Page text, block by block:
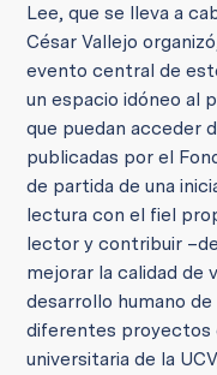
Lee, que se lleva a
César Vallejo
evento central de
un espacio idóneo al
que puedan acceder
publicadas por el
de partida de una
lectura con el fiel
lector y contribuir
mejorar la calidad de
desarrollo humano de
diferentes proyectos
universitaria de la